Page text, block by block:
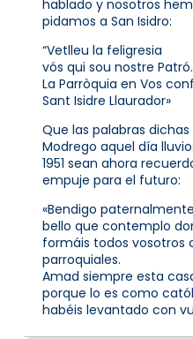
hablado y nosotros
pidamos a San Isidro:
“Vetlleu la feligresia
vós qui sou nostre Patró.
La Parròquia en Vos
Sant Isidre Llaurador»
Que las palabras
Modrego aquel día
1951 sean ahora
empuje para el futuro:
«Bendigo
bello que contemplo
formáis todos vosotros
parroquiales.
Amad siempre esta
porque lo es como
habéis levantado con